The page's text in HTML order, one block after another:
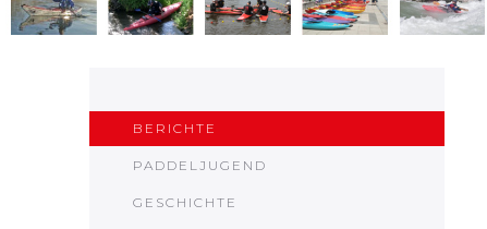
BERICHTE
PADDELJUGEND
GESCHICHTE